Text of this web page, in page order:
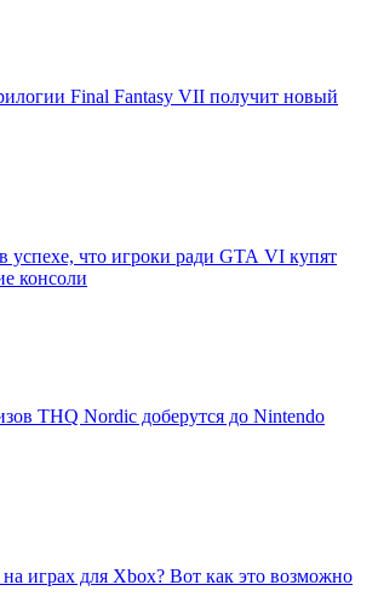
Final Fantasy VII получит новый
успехе, что игроки ради GTA VI купят
консоли
THQ Nordic доберутся до Nintendo
на играх для Xbox? Вот как это возможно